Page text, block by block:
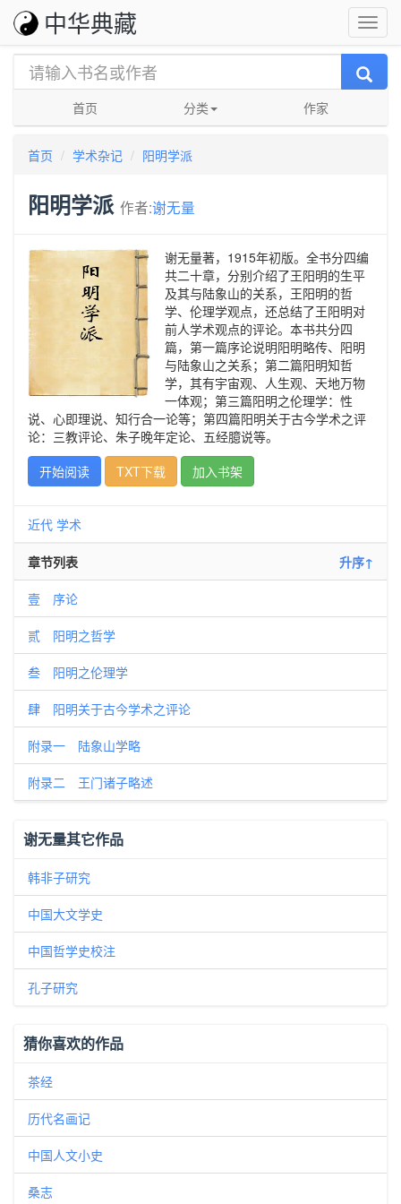
中华典藏
首页 分类 作家
首页 学术杂记 阳明学派
阳明学派 作者:谢无量
谢无量著，1915年初版。全书分四编
共二十章，分别介绍了王阳明的生平
及其与陆象山的关系，王阳明的哲
学、伦理学观点，还总结了王阳明对
前人学术观点的评论。本书共分四
篇，第一篇序论说明阳明略传、阳明
与陆象山之关系；第二篇阳明知哲
学，其有宇宙观、人生观、天地万物
一体观；第三篇阳明之伦理学：性
说、心即理说、知行合一论等；第四篇阳明关于古今学术之评
论：三教评论、朱子晚年定论、五经臆说等。
开始阅读
TXT下载 加入书架
近代 学术
章节列表 升序↑
壹 序论
贰 阳明之哲学
叁 阳明之伦理学
肆 阳明关于古今学术之评论
附录一 陆象山学略
附录二 王门诸子略述
谢无量其它作品
韩非子研究
中国大文学史
中国哲学史校注
孔子研究
猜你喜欢的作品
茶经
历代名画记
中国人文小史
桑志